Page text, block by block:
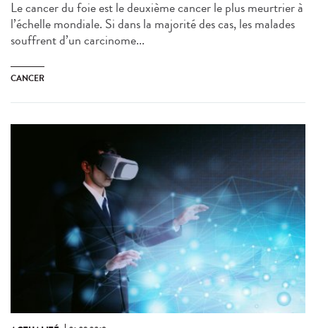
Le cancer du foie est le deuxième cancer le plus meurtrier à
l’échelle mondiale. Si dans la majorité des cas, les malades
souffrent d’un carcinome...
CANCER